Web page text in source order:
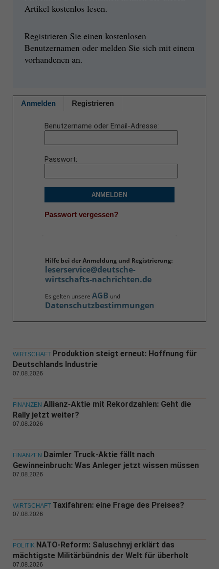
Artikel kostenlos lesen.
Registrieren Sie einen kostenlosen
Benutzernamen oder melden Sie sich mit einem
vorhandenen an.
Anmelden Registrieren
Benutzername oder Email-Adresse
Passwort
ANMELDEN
Passwort vergessen?
Hilfe bei der Anmeldung und Registrierung:
leserservice@deutsche-
wirtschafts-nachrichten.de
Es gelten unsere AGB und
Datenschutzbestimmungen
WIRTSCHAFT Produktion steigt erneut: Hoffnung für
Deutschlands Industrie
07.08.2026
FINANZEN Allianz-Aktie mit Rekordzahlen: Geht die
Rally jetzt weiter?
07.08.2026
FINANZEN Daimler Truck-Aktie fällt nach
Gewinneinbruch: Was Anleger jetzt wissen müssen
07.08.2026
WIRTSCHAFT Taxifahren: eine Frage des Preises?
07.08.2026
POLITIK NATO-Reform: Saluschnyj erklärt das
mächtigste Militärbündnis der Welt für überholt
07.08.2026